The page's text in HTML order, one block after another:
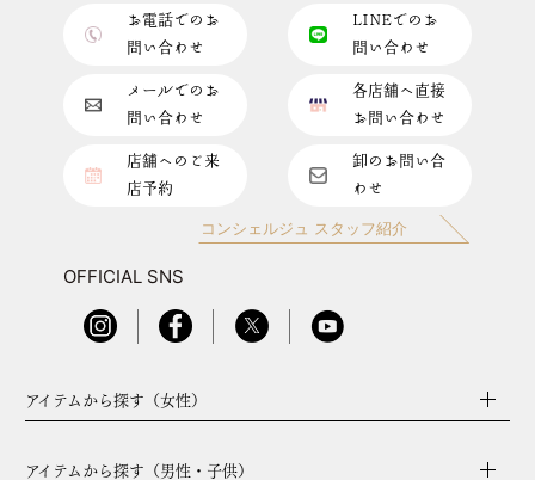
お電話でのお
問い合わせ
LINEでのお
問い合わせ
メールでのお
問い合わせ
各店舗へ直接
お問い合わせ
店舗へのご来
店予約
卸のお問い合
わせ
コンシェルジュ スタッフ紹介
OFFICIAL SNS
アイテムから探す（女性）
アイテムから探す（男性・子供）